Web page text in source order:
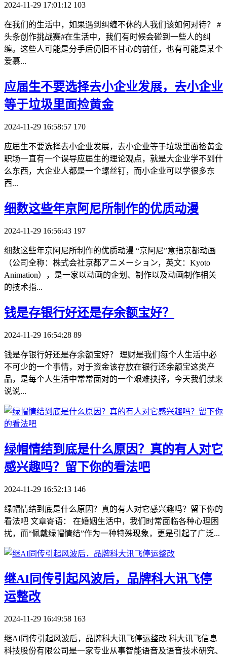
2024-11-29 17:01:12 103
在我们的生活中，如果遇到纠缠不休的人我们该如何对待？ #
头条创作挑战赛#在生活中，我们有时候会碰到一些人的纠
缠。这些人可能是分手后仍旧不甘心的前任，也有可能是某个
爱慕...
​应届生不要选择去小企业发展，去小企业
等于垃圾里面捡黄金
2024-11-29 16:58:57 170
应届生不要选择去小企业发展，去小企业等于垃圾里面捡黄金
职场一直有一个误导应届生的理论观点，就是大企业学不到什
么东西，大企业人都是一个螺丝钉，而小企业可以学很多东
西...
​细数这些年京阿尼所制作的优质动漫
2024-11-29 16:56:43 197
细数这些年京阿尼所制作的优质动漫 “京阿尼”意指京都动画
（公司全称：株式会社京都アニメーション，英文：Kyoto
Animation），是一家以动画的企划、制作以及动画制作相关
的技术指...
​钱是存银行好还是存余额宝好？
2024-11-29 16:54:28 89
钱是存银行好还是存余额宝好？ 理财是我们每个人生活中必
不可少的一个事情，对于资金该存放在银行还余额宝这类产
品，是每个人生活中常常面对的一个艰难抉择，今天我们就来
说说...
​绿帽情结到底是什么原因？真的有人对它
感兴趣吗？留下你的看法吧
2024-11-29 16:52:13 146
绿帽情结到底是什么原因？真的有人对它感兴趣吗？留下你的
看法吧 文章寄语： 在婚姻生活中，我们时常面临各种心理困
扰，而“佩戴绿帽情结”作为一种特殊现象，更是引起了广泛...
​继AI同传引起风波后，品牌科大讯飞停
运整改
2024-11-29 16:49:58 163
继AI同传引起风波后，品牌科大讯飞停运整改 科大讯飞信息
科技股份有限公司是一家专业从事智能语音及语音技术研究、